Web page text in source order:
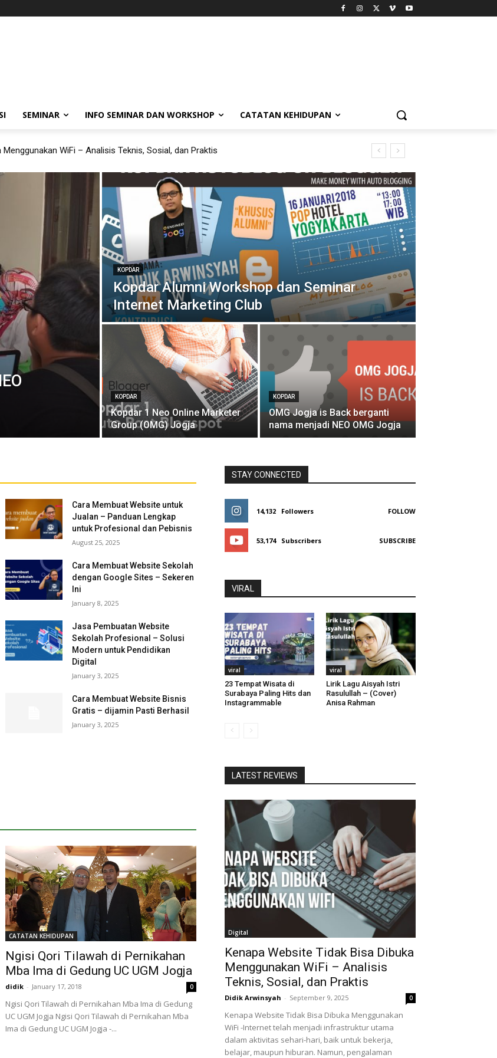
SEMINAR INFO SEMINAR DAN WORKSHOP CATATAN KEHIDUPAN
WiFi – Analisis Teknis, Sosial, dan Praktis
KOPDAR
Kopdar Alumni Workshop dan Seminar
Internet Marketing Club
KOPDAR
Kopdar 1 Neo Online Marketer
Group (OMG) Jogja
KOPDAR
OMG Jogja is Back berganti
nama menjadi NEO OMG Jogja
Cara Membuat Website untuk
Jualan – Panduan Lengkap
untuk Profesional dan Pebisnis
August 25, 2025
Cara Membuat Website Sekolah
dengan Google Sites – Sekeren
Ini
January 8, 2025
Jasa Pembuatan Website
Sekolah Profesional – Solusi
Modern untuk Pendidikan
Digital
January 3, 2025
Cara Membuat Website Bisnis
Gratis – dijamin Pasti Berhasil
January 3, 2025
CATATAN KEHIDUPAN
Ngisi Qori Tilawah di Pernikahan
Mba Ima di Gedung UC UGM Jogja
didik - January 17, 2018 0
Ngisi Qori Tilawah di Pernikahan Mba Ima di Gedung
UC UGM Jogja Ngisi Qori Tilawah di Pernikahan Mba
Ima di Gedung UC UGM Jogja -...
STAY CONNECTED
14,132 Followers FOLLOW
53,174 Subscribers SUBSCRIBE
VIRAL
viral
23 Tempat Wisata di
Surabaya Paling Hits dan
Instagrammable
viral
Lirik Lagu Aisyah Istri
Rasulullah – (Cover)
Anisa Rahman
LATEST REVIEWS
Digital
Kenapa Website Tidak Bisa Dibuka
Menggunakan WiFi – Analisis
Teknis, Sosial, dan Praktis
Didik Arwinsyah - September 9, 2025 0
Kenapa Website Tidak Bisa Dibuka Menggunakan
WiFi -Internet telah menjadi infrastruktur utama
dalam aktivitas sehari-hari, baik untuk bekerja,
belajar, maupun hiburan. Namun, pengalaman